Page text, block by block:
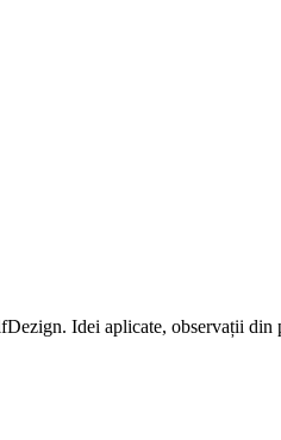
Idei aplicate, observații din